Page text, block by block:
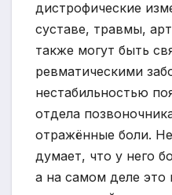
дистрофические
суставе, травмы,
также могут быть
ревматическими
нестабильностью
отдела
отражённые боли.
думает, что у него
а на самом деле это